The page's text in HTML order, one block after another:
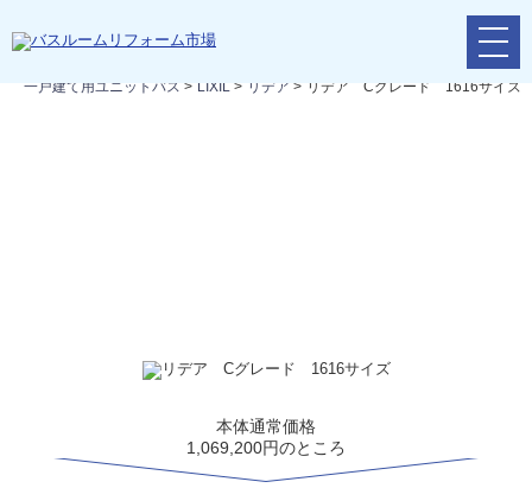
メ
ニ
ュ
一戸建て用ユニットバス > LIXIL > リデア > リデア Cグレード 1616サイズ
本体通常価格
1,069,200円のところ